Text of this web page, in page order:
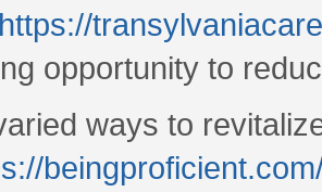
https://
opportunity to
ways to